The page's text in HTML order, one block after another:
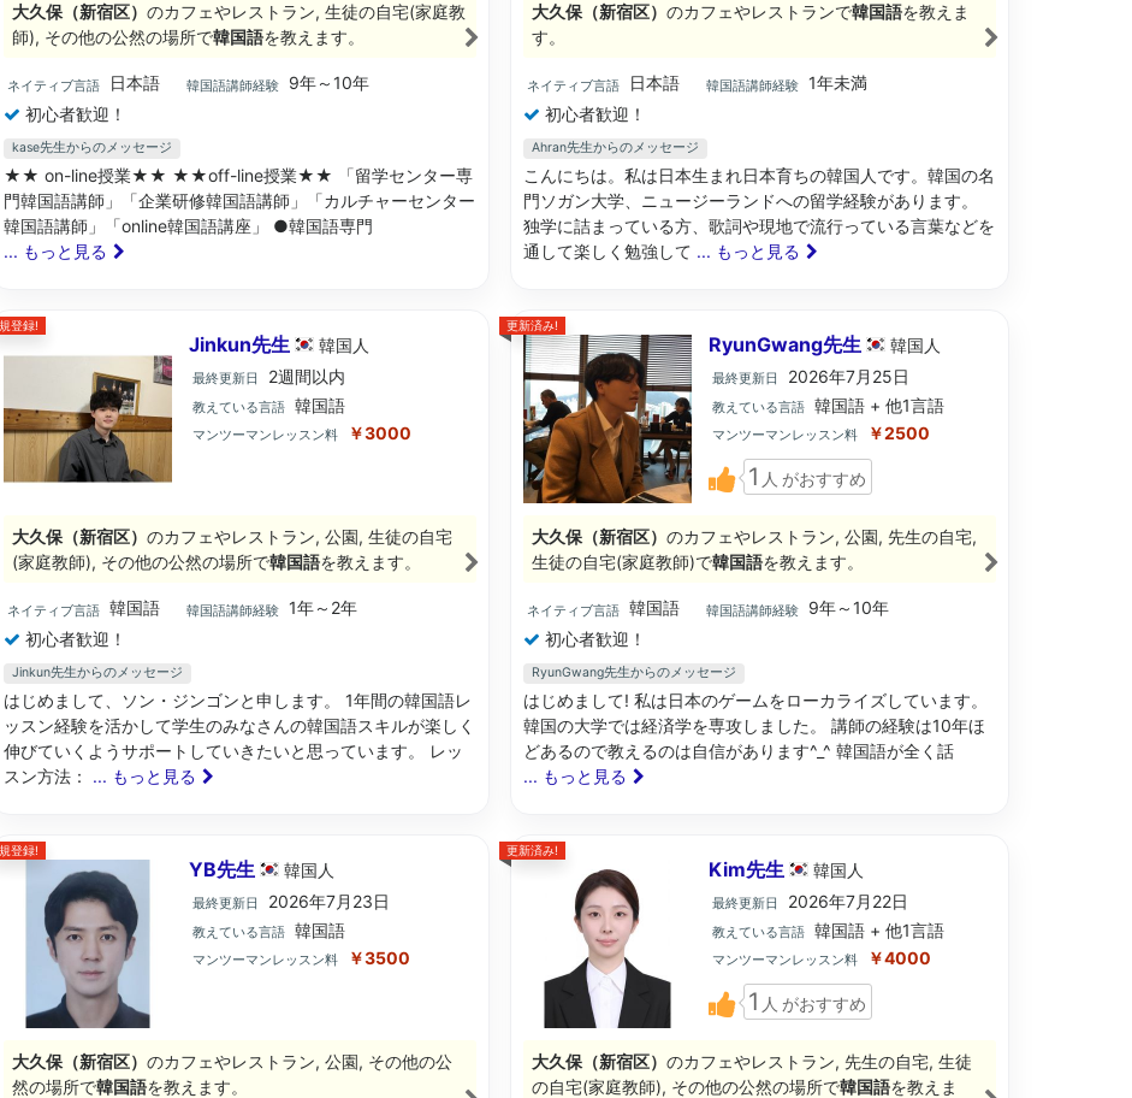
大久保（新宿区） のカフェやレストラン, 生徒の自宅(家庭教
師), その他の公然の場所で韓国語を教えます。
ネイティブ言語 日本語 韓国語講師経験
9年～10年
初心者歓迎！
kase先生からのメッセージ
★★ on-line授業★★ ★★off-line授業★★ 「留学センター専
門韓国語講師」「企業研修韓国語講師」「カルチャーセンター
韓国語講師」「online韓国語講座」 ●韓国語専門
... もっと見る
大久保（新宿区） のカフェやレストランで韓国語を教えま
す。
ネイティブ言語 日本語 韓国語講師経験
1年未満
初心者歓迎！
Ahran先生からのメッセージ
こんにちは。私は日本生まれ日本育ちの韓国人です。韓国の名
門ソガン大学、ニュージーランドへの留学経験があります。
独学に詰まっている方、歌詞や現地で流行っている言葉などを
通して楽しく勉強して ... もっと見る
登録!
Jinkun先生 韓国 人
最終更新日 2週間以内
教えている言語 韓国語
マンツーマンレッスン料 ￥3000
大久保（新宿区） のカフェやレストラン, 公園, 生徒の自宅
(家庭教師), その他の公然の場所で韓国語を教えます。
ネイティブ言語 韓国語 韓国語講師経験
1年～2年
初心者歓迎！
Jinkun先生からのメッセージ
はじめまして、ソン・ジンゴンと申します。 1年間の韓国語レ
ッスン経験を活かして学生のみなさんの韓国語スキルが楽しく
伸びていくようサポートしていきたいと思っています。 レッ
スン方法： ... もっと見る
更新済み!
RyunGwang先生 韓国 人
最終更新日 2026年7月25日
教えている言語 韓国語 + 他1言語
マンツーマンレッスン料 ￥2500
1 人 がおすすめ
大久保（新宿区） のカフェやレストラン, 公園, 先生の自宅,
生徒の自宅(家庭教師)で韓国語を教えます。
ネイティブ言語 韓国語 韓国語講師経験
9年～10年
初心者歓迎！
RyunGwang先生からのメッセージ
はじめまして! 私は日本のゲームをローカライズしています。
韓国の大学では経済学を専攻しました。 講師の経験は10年ほ
どあるので教えるのは自信があります^_^ 韓国語が全く話
... もっと見る
登録!
YB先生 韓国 人
最終更新日 2026年7月23日
教えている言語 韓国語
マンツーマンレッスン料 ￥3500
大久保（新宿区） のカフェやレストラン, 公園, その他の公
然の場所で韓国語を教えます。
更新済み!
Kim先生 韓国 人
最終更新日 2026年7月22日
教えている言語 韓国語 + 他1言語
マンツーマンレッスン料 ￥4000
1 人 がおすすめ
大久保（新宿区） のカフェやレストラン, 先生の自宅, 生徒
の自宅(家庭教師), その他の公然の場所で韓国語を教えま